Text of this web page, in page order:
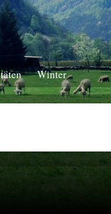
Winter